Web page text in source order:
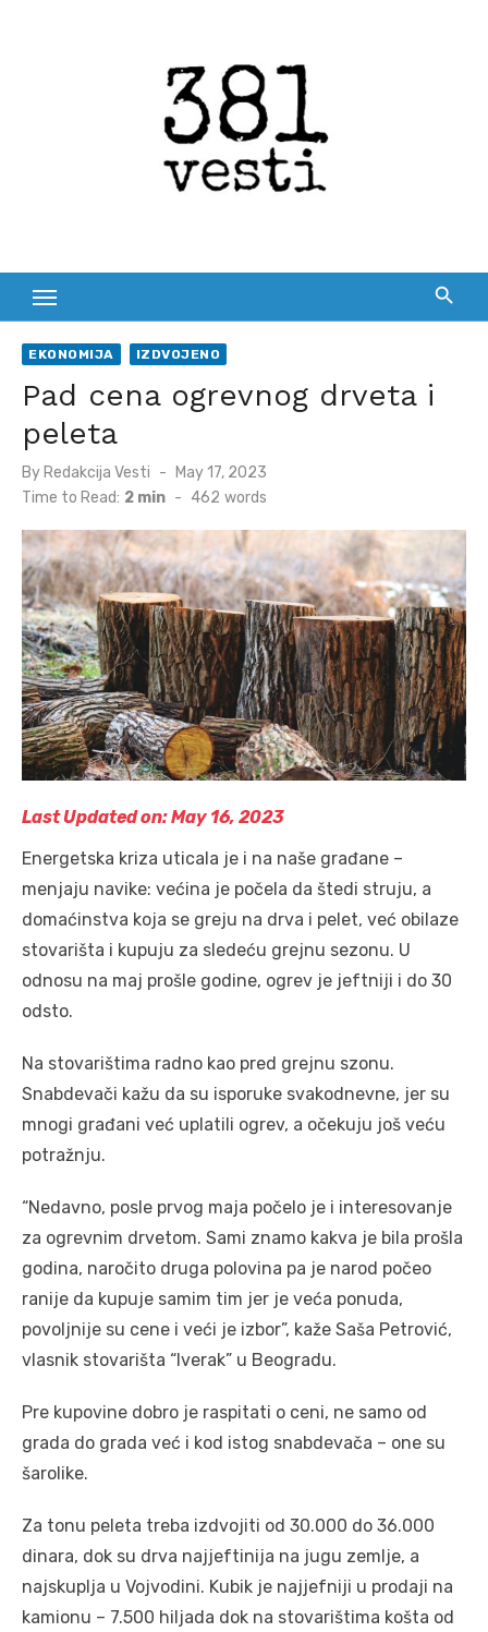
EKONOMIJA IZDVOJENO
Pad cena ogrevnog drveta i
peleta
By Redakcija Vesti
Posted
May 17, 2023
Time to Read: 2 min - 462 words
Last Updated on: May 16, 2023
Energetska kriza uticala je i na naše građane –
menjaju navike: većina je počela da štedi struju, a
domaćinstva koja se greju na drva i pelet, već obilaze
stovarišta i kupuju za sledeću grejnu sezonu. U
odnosu na maj prošle godine, ogrev je jeftniji i do 30
odsto.
Na stovarištima radno kao pred grejnu szonu.
Snabdevači kažu da su isporuke svakodnevne, jer su
mnogi građani već uplatili ogrev, a očekuju još veću
potražnju.
“Nedavno, posle prvog maja počelo je i interesovanje
za ogrevnim drvetom. Sami znamo kakva je bila prošla
godina, naročito druga polovina pa je narod počeo
ranije da kupuje samim tim jer je veća ponuda,
povoljnije su cene i veći je izbor”, kaže Saša Petrović,
vlasnik stovarišta “Iverak” u Beogradu.
Pre kupovine dobro je raspitati o ceni, ne samo od
grada do grada već i kod istog snabdevača – one su
šarolike.
Za tonu peleta treba izdvojiti od 30.000 do 36.000
dinara, dok su drva najjeftinija na jugu zemlje, a
najskuplja u Vojvodini. Kubik je najjefniji u prodaji na
kamionu – 7.500 hiljada dok na stovarištima košta od